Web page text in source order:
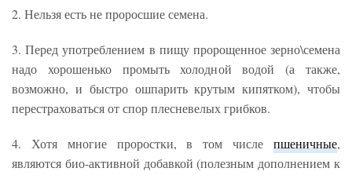
2. Нельзя есть не проросшие семена.
3. Перед употреблением в пищу пророщенное зерно\семена
надо хорошенько промыть холодной водой (а также,
возможно, и быстро ошпарить крутым кипятком), чтобы
перестраховаться от спор плесневелых грибков.
4. Хотя многие проростки, в том числе пшеничные,
являются био-активной добавкой (полезным дополнением к